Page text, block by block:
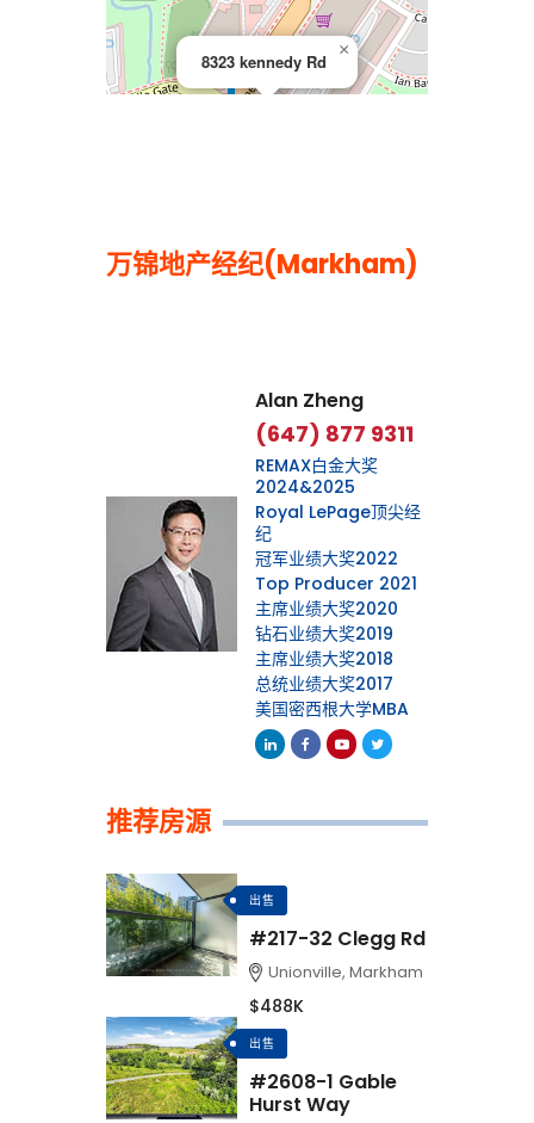
8323 kennedy Rd
×
OpenStreetMap contributors
万锦地产经纪(Markham)
Alan Zheng
(647) 877 9311
REMAX白金大奖
2024&2025
Royal LePage顶尖经
纪
冠军业绩大奖2022
Top Producer 2021
主席业绩大奖2020
钻石业绩大奖2019
主席业绩大奖2018
总统业绩大奖2017
美国密西根大学MBA
推荐房源
出售
#217-32 Clegg Rd
Unionville, Markham
$488K
出售
#2608-1 Gable
Hurst Way